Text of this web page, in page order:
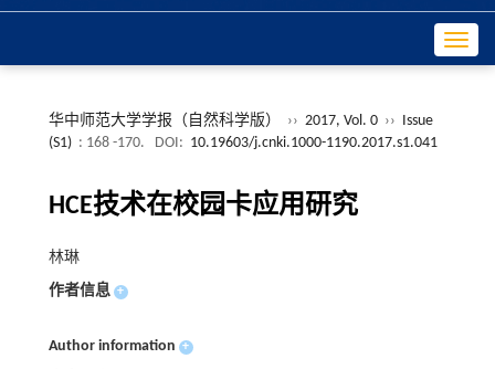
华中师范大学学报（自然科学版） ›› 2017, Vol. 0 ››
Issue
(S1) : 168 -170. DOI: 10.19603/j.cnki.1000-1190.2017.s1.041
HCE技术在校园卡应用研究
林琳
作者信息 +
Author information +